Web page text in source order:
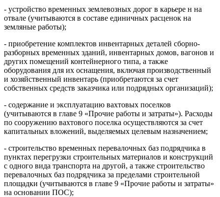
- устройство временных землевозных дорог в карьере н на
отвале (учитываются в составе единичных расценок на
земляные работы);
- приобретение комплектов инвентарных деталей сборно-
разборных временных зданий, инвентарных домов, вагонов и
других помещений контейнерного типа, а также
оборудования для их оснащения, включая производственный
и хозяйственный инвентарь (приобретаются за счет
собственных средств заказчика или подрядных организаций);
- содержание и эксплуатацию вахтовых поселков
(учитываются в главе 9 «Прочие работы и затраты»). Расходы
по сооружению вахтового поселка осуществляются за счет
капитальных вложений, выделяемых целевым назначением;
- строительство временных перевалочных баз подрядчика в
пунктах перегрузки строительных материалов и конструкций
с одного вида транспорта на другой, а также строительство
перевалочных баз подрядчика за пределами строительной
площадки (учитываются в главе 9 «Прочие работы и затраты»
на основании ПОС);